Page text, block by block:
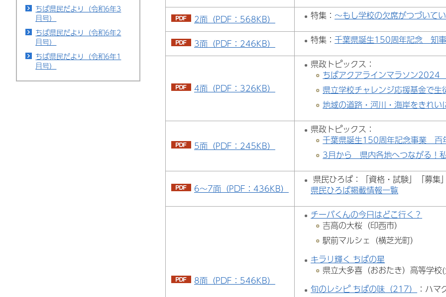
ちば県民だより（令和6年3
月号）
ちば県民だより（令和6年2
月号）
ちば県民だより（令和6年1
月号）
2面（PDF：568KB） 特集： ～もし学校の欠席がつづいて
3面（PDF：246KB） 特集：千葉県誕生150周年記念 知
4面（PDF：326KB）
県政トピックス：
ちばアクアラインマラソン
県立学校チャレンジ応援基金で生
地域の道路・河川・海岸をきれ
5面（PDF：245KB）
県政トピックス：
千葉県誕生150周年記念事業 百
3月から 県内各地へつながる！
6～7面（PDF：436KB）
県民ひろば：「資格・試験」「募集
県民ひろば掲載情報一覧
8面（PDF：546KB）
チーバくんの今日はどこ行く？
吉高の大桜（印西市）
駅前マルシェ（横芝光町）
キラリ輝く ちばの星
県立大多喜（おおたき）高等学校
旬のレシピ ちばの味（217）
：ハマ